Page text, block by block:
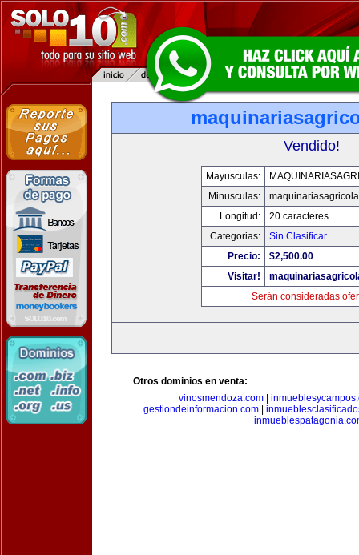
Vendido!
Mayusculas:
Minusculas:
Longitud:
20 caracteres
Categorias:
Sin Clasificar
Precio:
$2,500.00
Visitar!
Serán consideradas
Otros dominios en venta:
vinosmendoza.com|
gestiondeinformacion.com